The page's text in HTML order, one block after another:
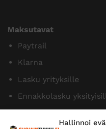
Hallinnoi
Maksutavat
Paytrail
Klarna
Lasku yrityksille
Ennakkolasku